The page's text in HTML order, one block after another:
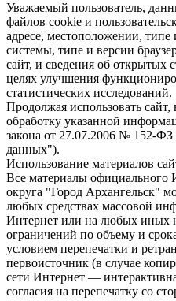
Уважаемый пользователь,
файлов cookie и
адресе, местоположении,
системы, типе и версии
сайт, и сведения об открытых
целях улучшения
статистических исследований.
Продолжая использовать сайт,
обработку указанной
закона от 27.07.2006 № 152-
данных").
Использование материалов
Все материалы официального
округа "Город Архангельск"
любых средствах массовой
Интернет или на любых иных
ограничений по объему и
условием перепечатки и
первоисточник (в случае
сети Интернет —
согласия на перепечатку со